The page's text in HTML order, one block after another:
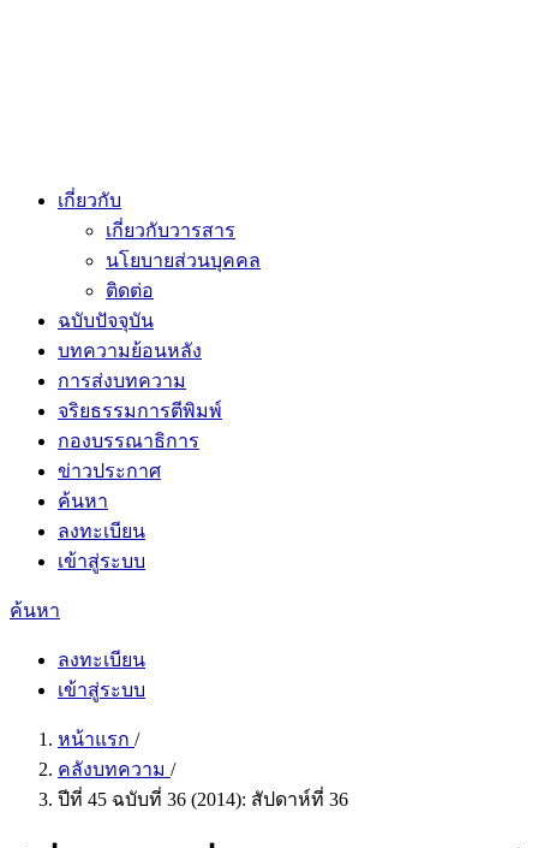
เกี่ยวกับ
เกี่ยวกับวารสาร
นโยบายส่วนบุคคล
ติดต่อ
ฉบับปัจจุบัน
บทความย้อนหลัง
การส่งบทความ
จริยธรรมการตีพิมพ์
กองบรรณาธิการ
ข่าวประกาศ
ค้นหา
ลงทะเบียน
เข้าสู่ระบบ
ค้นหา
ลงทะเบียน
เข้าสู่ระบบ
หน้าแรก /
คลังบทความ /
ปีที่ 45 ฉบับที่ 36 (2014): สัปดาห์ที่ 36